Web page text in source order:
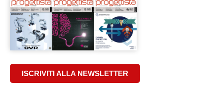
ISCRIVITI ALLA NEWSLETTER